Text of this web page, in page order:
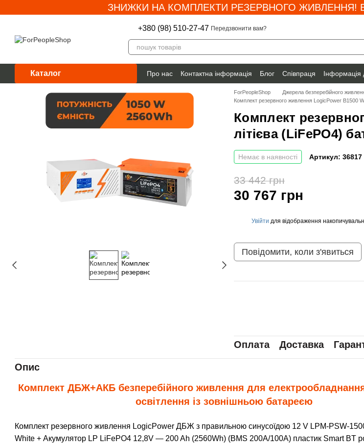
Перейти до основного контентуЗНИЖКИ НА КОМПЛЕКТИ РЕЗЕРВНОГО ЖИВЛЕННЯ!
+380 (98) 510-27-47 Передзвонити вам?
Каталог Про нас Контактна інформація Блог Співпраця Інформація
Гарантія
ForPeopleShop Джерела безперебійного
Комплект резервного живлення LogicPower B1500
Комплект
літієва (LiFePO4)
Немає в наявності Артикул: 36817
30 767 грн
33 442 грн
Увійти для відображення
Повідомити, коли з'явиться
Оплата Доставка
Опис
Комплект ДБЖ+АКБ безперебійного живлення для
освітлення із зовнішньою батареєю
Комплект резервного живлення LogicPower ДБЖ з правильною синусоїдою 12 V LPM-PSW-
White + Акумулятор LP LiFePO4 12,8V — 200 Ah (2560Wh) (BMS 200A/100А) пластик Smart BT